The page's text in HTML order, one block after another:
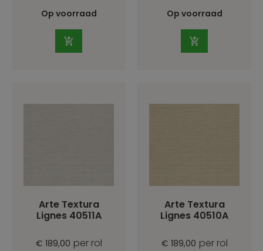
Op voorraad Op voorraad
Arte Textura
Lignes 40511A
€ 189,00 per rol
Arte Textura
Lignes 40510A
€ 189,00 per rol